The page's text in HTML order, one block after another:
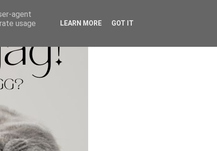
agent
usage
LEARN MORE GOT IT